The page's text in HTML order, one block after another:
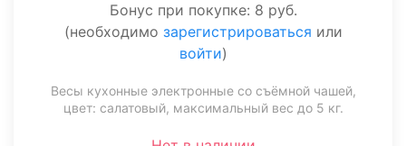
Бонус при покупке: 8 руб.
(необходимо зарегистрироваться или
войти)
Весы кухонные электронные со съёмной чашей,
цвет: салатовый, максимальный вес до 5 кг.